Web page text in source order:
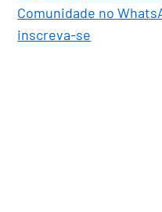
Comunidade no
inscreva-se